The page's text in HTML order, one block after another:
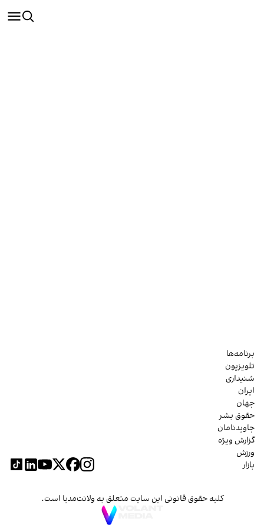
برنامه‌ها
تلویزیون
شنیداری
ایران
جهان
حقوق بشر
جاویدنامان
گزارش ویژه
ورزش
بازار
کلیه حقوق قانونی این سایت متعلق به ولانت‌مدیا است.